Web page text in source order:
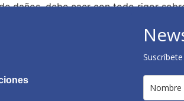
daños, debe caer con todo rigor